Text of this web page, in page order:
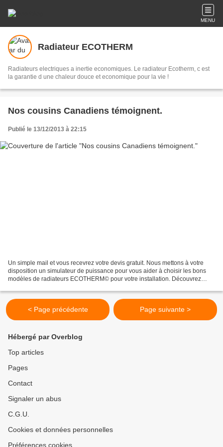
MENU
Radiateur ECOTHERM
Radiateurs electriques a inertie economiques. Le radiateur Ecotherm, c est
la garantie d une chaleur douce et economique pour la vie !
Nos cousins Canadiens témoignent.
Publié le 13/12/2013 à 22:15
Un simple mail et vous recevrez votre devis gratuit. Nous mettons à votre
disposition un simulateur de puissance pour vous aider à choisir les bons
modèles de radiateurs ECOTHERM© pour votre installation. Découvrez
< Page précédente Page suivante >
Hébergé par Overblog
Top articles
Pages
Contact
Signaler un abus
C.G.U.
Cookies et données personnelles
Préférences cookies